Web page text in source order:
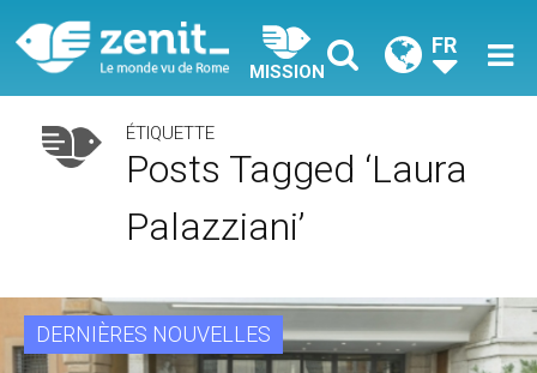
MISSION
FR
ÉTIQUETTE
Posts Tagged ‘Laura
Palazziani’
DERNIÈRES NOUVELLES